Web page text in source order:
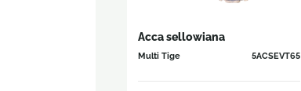
Acca sellowiana
Multi Tige 5ACSEVT65